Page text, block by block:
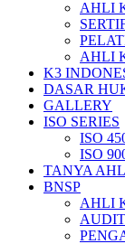
AHLI
AHLI
K3
DASAR
GALLERY
ISO SERIES
ISO
ISO
TANYA
BNSP
AHLI